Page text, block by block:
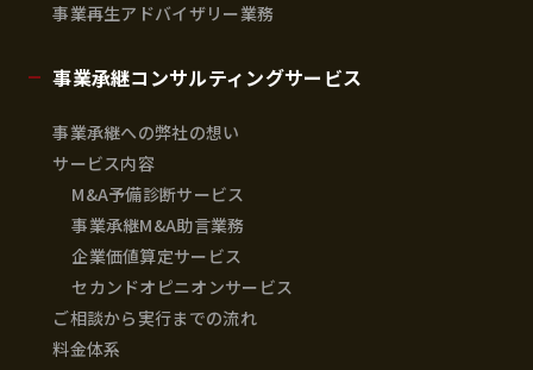
事業再生アドバイザリー業務
事業承継コンサルティングサービス
事業承継への弊社の想い
サービス内容
M&A予備診断サービス
事業承継M&A助言業務
企業価値算定サービス
セカンドオピニオンサービス
ご相談から実行までの流れ
料金体系